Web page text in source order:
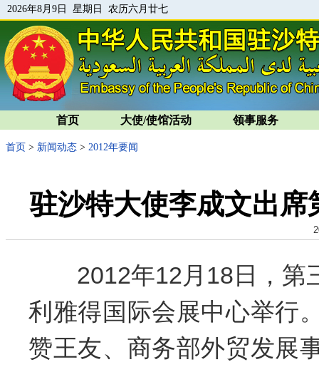
2026年8月9日 星期日 农历六月廿七
首页 大使/使馆活动 领事服务
首页 > 新闻动态 > 2012年要闻
驻沙特大使李成文出
2012年12月 18 日
，
利雅得国际会展中心举行
赞王友、商务部外贸发展